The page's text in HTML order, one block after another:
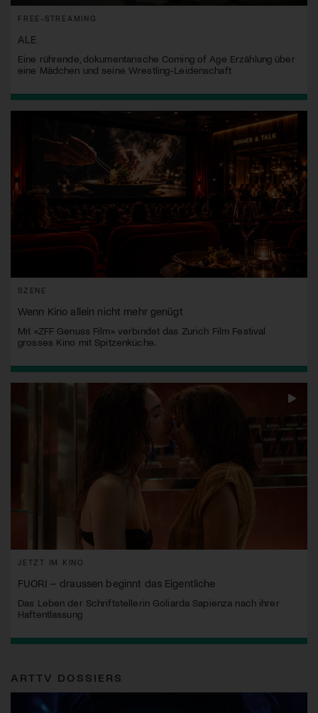
FREE-STREAMING
ALE
Eine rührende, dokumentarische Coming of Age Erzählung über
eine Mädchen und seine Wrestling-Leidenschaft
SZENE
Wenn Kino allein nicht mehr genügt
Mit «ZFF Genuss Film» verbindet das Zurich Film Festival
grosses Kino mit Spitzenküche.
JETZT IM KINO
FUORI – draussen beginnt das Eigentliche
Das Leben der Schriftstellerin Goliarda Sapienza nach ihrer
Haftentlassung
ARTTV DOSSIERS